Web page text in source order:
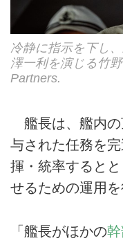
冷静に指示を下し
澤一利を演じる竹
Partners.
艦長は、艦内の
与された任務を
揮・統率すると
せるための運用を
「艦長がほかの